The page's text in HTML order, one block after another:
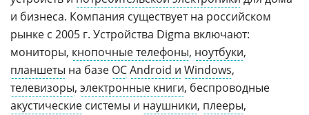
и бизнеса. Компания существует на российском
рынке с 2005 г. Устройства Digma включают:
мониторы, кнопочные телефоны, ноутбуки,
планшеты на базе ОСAndroid и Windows,
телевизоры, электронные книги, беспроводные
акустические системы и наушники, плееры,